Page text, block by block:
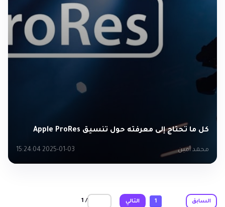
كل ما تحتاج إلى معرفته حول تنسيق Apple ProRes
محمد أمين 2025-01-03 15:24:04
السابق 1 التالي / 1